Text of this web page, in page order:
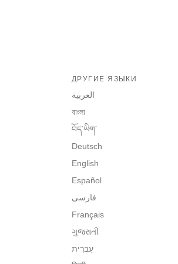
ДРУГИЕ ЯЗЫКИ
العربية
বাংলা
བོད་ཡིག་
Deutsch
English
Español
فارسی
Français
ગુજરાતી